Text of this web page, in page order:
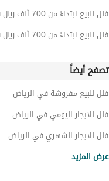
تاون هاوس للبيع في الرياض
غرف للبيع في الرياض
فلل للبيع ابتداءً من 700 ألف ريال في مكة
فلل للبيع ابتداءً من 700 ألف ريال في جدة
تصفح أيضاً
فلل للبيع مفروشة في الرياض
فلل للايجار اليومي في الرياض
فلل للايجار الشهري في الرياض
عرض المزيد